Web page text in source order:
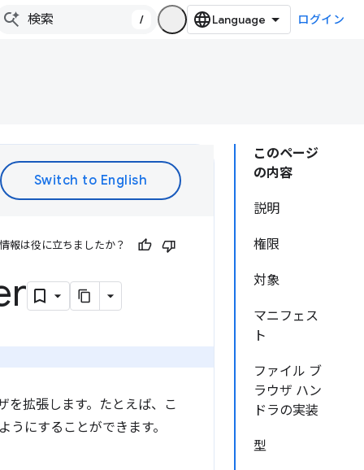
/ ログイン
このページ
の内容
説明
権限
対象
マニフェス
ト
ファイル ブ
ラウザ ハン
ドラの実装
型
報は役に立ちましたか？
を拡張します。たとえば、こ
にすることができます。